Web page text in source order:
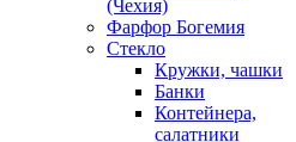
(Чехия)
Фарфор Богемия
Стекло
Кружки, чашки
Банки
Контейнера,
салатники